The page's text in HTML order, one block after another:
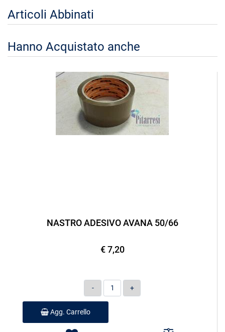
Articoli Abbinati
Hanno Acquistato anche
NASTRO ADESIVO AVANA 50/66
€ 7,20
Quantità
Agg. Carrello